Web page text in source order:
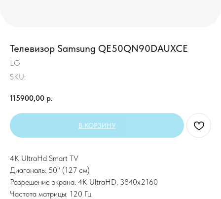
Телевизор Samsung QE50QN90DAUXCE
LG
SKU:
115900,00 р.
В КОРЗИНУ
4K UltraHd Smart TV
Диагональ: 50" (127 см)
Разрешение экрана: 4K UltraHD, 3840х2160
Частота матрицы: 120 Гц